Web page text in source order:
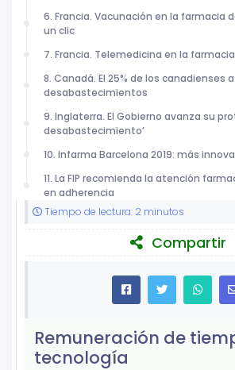
6. Francia. Vacunación en la farmacia
un clic
7. Francia. Telemedicina en la
8. Canadá. El 25% de los canadienses
desabastecimientos
9. Inglaterra. El Gobierno avanza su
desabastecimiento’
10. Infarma Barcelona 2019: más
11. La FIP recomienda la atención
en adherencia
Tiempo de lectura: 2 minutos
Compartir
Remuneración de
tecnología